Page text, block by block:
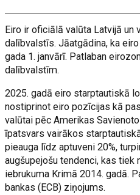
Eiro ir oficiālā valūta Latvijā un
dalībvalstīs. Jāatgādina, ka
gada 1. janvārī. Patlaban
dalībvalstīm.
2025. gadā eiro starptautiskā
nostiprinot eiro pozīcijas kā
valūtai pēc Amerikas
īpatsvars vairākos
pieauga līdz aptuveni 20%,
augšupejošu tendenci, kas tiek
iebrukuma Krimā 2014. gadā.
bankas (ECB) ziņojums.